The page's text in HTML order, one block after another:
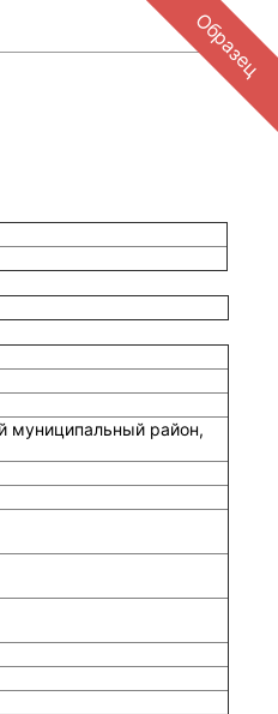
муниципальный район,
Образец